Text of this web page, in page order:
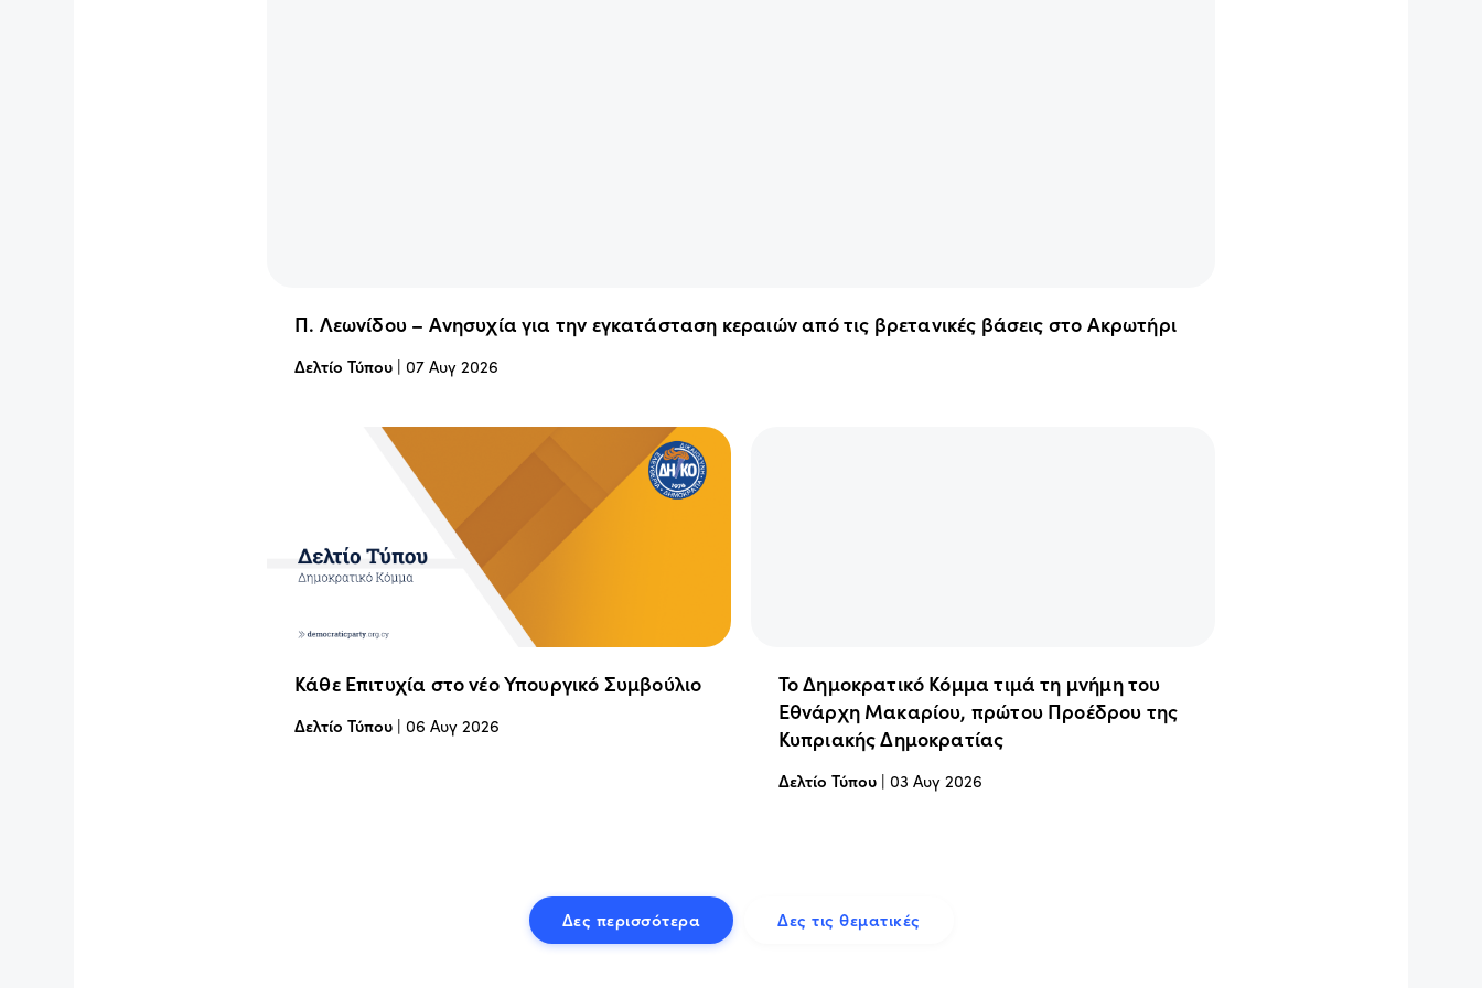
Π. Λεωνίδου – Ανησυχία για την εγκατάσταση κεραιών από τις βρετανικές βάσεις στο Ακρωτήρι
Δελτίο Τύπου | 07 Αυγ 2026
Κάθε Επιτυχία στο νέο Υπουργικό Συμβούλιο
Δελτίο Τύπου | 06 Αυγ 2026
Το Δημοκρατικό Κόμμα τιμά τη μνήμη του
Εθνάρχη Μακαρίου, πρώτου Προέδρου της
Κυπριακής Δημοκρατίας
Δελτίο Τύπου| 03 Αυγ 2026
Δες περισσότερα Δες τις θεματικές